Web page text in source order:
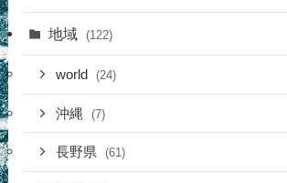
地域 (122)
world (24)
沖縄 (7)
長野県 (61)